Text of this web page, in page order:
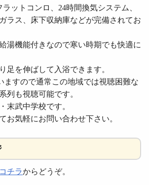
ットコンロ、24時間換気システム、
ラス、床下収納庫などが完備されてお
湯機能付きなので寒い時期でも快適に
足を伸ばして入浴できます。
ますので通常この地域では視聴困難な
列も視聴可能です。
末武中学校です。
お気軽にお問い合わせ下さい。
コチラからどうぞ。